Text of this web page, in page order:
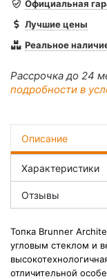
Официальная
Лучшие цены
Реальное
Рассрочка до 24
подробности в
Описание
Характеристики
Отзывы
Топка Brunner
угловым стеклом и
отличительной